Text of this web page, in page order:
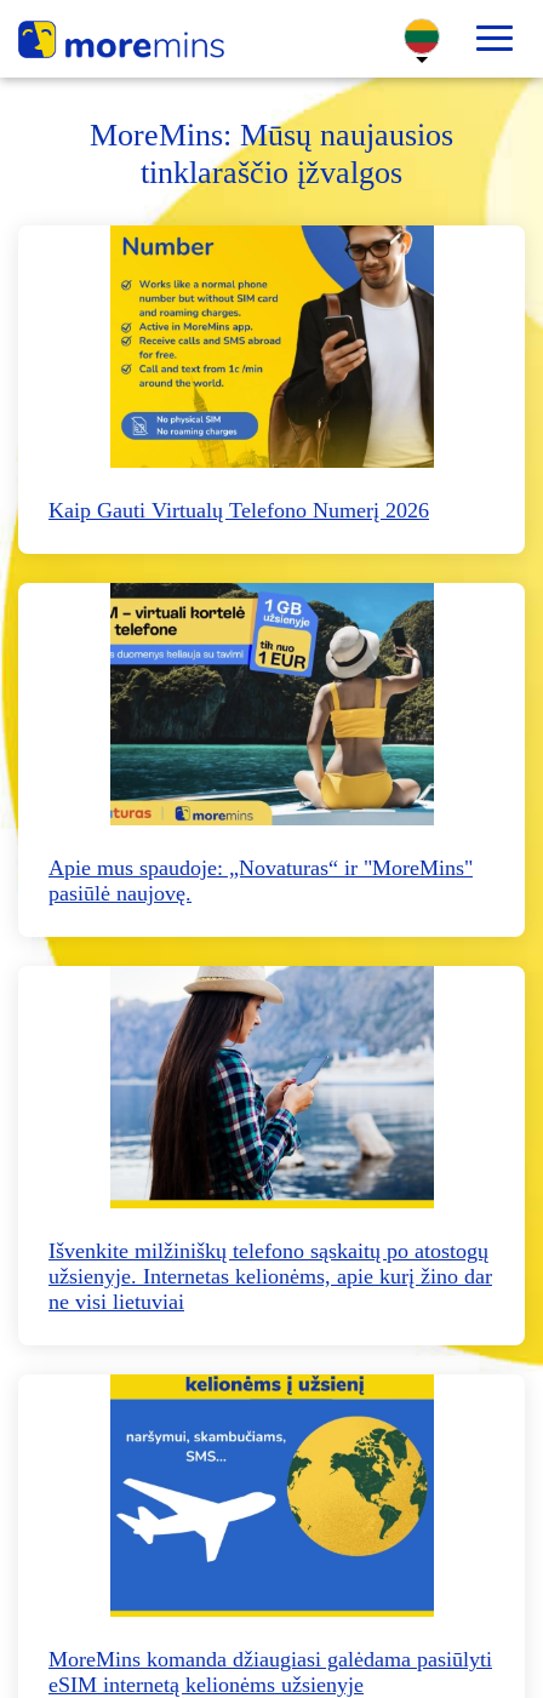
MoreMins: Mūsų naujausios
tinklaraščio įžvalgos
Kaip Gauti Virtualų Telefono Numerį 2026
Apie mus spaudoje: „Novaturas“ ir "MoreMins"
pasiūlė naujovę.
Išvenkite milžiniškų telefono sąskaitų po atostogų
užsienyje. Internetas kelionėms, apie kurį žino dar
ne visi lietuviai
MoreMins komanda džiaugiasi galėdama pasiūlyti
eSIM internetą kelionėms užsienyje